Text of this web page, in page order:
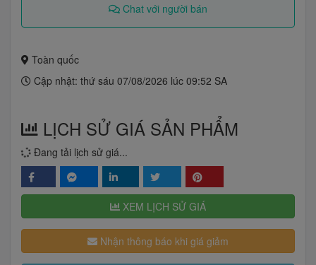
Chat với người bán
Toàn quốc
Cập nhật: thứ sáu 07/08/2026 lúc 09:52 SA
LỊCH SỬ GIÁ SẢN PHẨM
Đang tải lịch sử giá...
XEM LỊCH SỬ GIÁ
Nhận thông báo khi giá giảm